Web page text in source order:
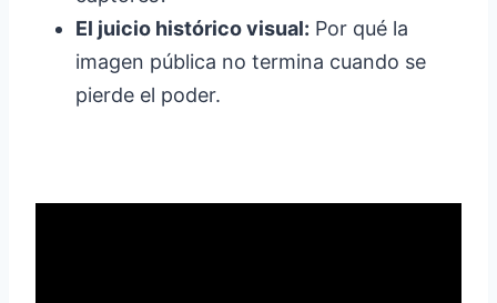
El juicio histórico visual: Por qué la
imagen pública no termina cuando se
pierde el poder.